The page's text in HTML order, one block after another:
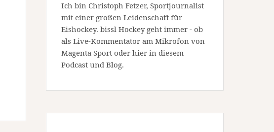
Ich bin Christoph Fetzer, Sportjournalist
mit einer großen Leidenschaft für
Eishockey. bissl Hockey geht immer - ob
als Live-Kommentator am Mikrofon von
Magenta Sport oder hier in diesem
Podcast und Blog.